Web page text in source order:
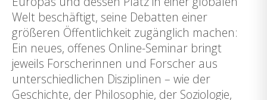
Welt beschäftigt, seine Debatten einer
größeren Öffentlichkeit zugänglich machen:
Ein neues, offenes Online-Seminar bringt
jeweils Forscherinnen und Forscher aus
unterschiedlichen Disziplinen – wie der
Geschichte, der Philosophie, der Soziologie,